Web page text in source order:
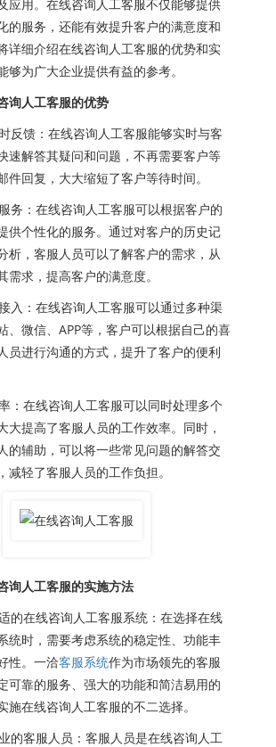
应用。在线咨询人工客服不仅能够提供
的服务，还能有效提升客户的满意度和
详细介绍在线咨询人工客服的优势和实
够为广大企业提供有益的参考。
询人工客服的优势
馈：在线咨询人工客服能够实时与客
速解答其疑问和问题，不再需要客户等
件回复，大大缩短了客户等待时间。
：在线咨询人工客服可以根据客户的
供个性化的服务。通过对客户的历史记
析，客服人员可以了解客户的需求，从
需求，提高客户的满意度。
：在线咨询人工客服可以通过多种渠
、微信、APP等，客户可以根据自己的喜
员进行沟通的方式，提升了客户的便利
在线咨询人工客服可以同时处理多个
大提高了客服人员的工作效率。同时，
的辅助，可以将一些常见问题的解答交
减轻了客服人员的工作负担。
询人工客服的实施方法
在线咨询人工客服系统：在选择在线
统时，需要考虑系统的稳定性、功能丰
性。一洽客服系统作为市场领先的客服
可靠的服务、强大的功能和简洁易用的
施在线咨询人工客服的不二选择。
客服人员：客服人员是在线咨询人工